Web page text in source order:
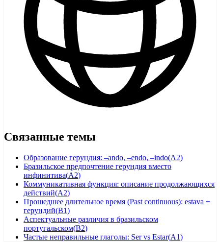
Связанные темы
Образование герундия: –ando, –endo, –indo(A2)
Бразильское предпочтение герундия вместо
инфинитива(A2)
Коммуникативная функция: описание продолжающихся
действий(A2)
Прошедшее длительное время (Past continuous): estava +
герундий(B1)
Аспектуальные различия в бразильском
португальском(B2)
Частые неправильные глаголы: Ser vs Estar(A1)